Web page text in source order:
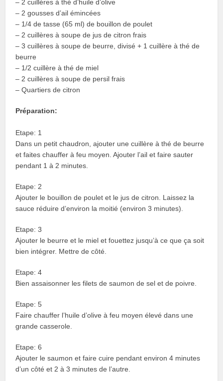
– 2 cuillères à thé d’huile d’olive
– 2 gousses d’ail émincées
– 1/4 de tasse (65 ml) de bouillon de poulet
– 2 cuillères à soupe de jus de citron frais
– 3 cuillères à soupe de beurre, divisé + 1 cuillère à thé de
beurre
– 1/2 cuillère à thé de miel
– 2 cuillères à soupe de persil frais
– Quartiers de citron
Préparation:
Etape: 1
Dans un petit chaudron, ajouter une cuillère à thé de beurre
et faites chauffer à feu moyen. Ajouter l’ail et faire sauter
pendant 1 à 2 minutes.
Etape: 2
Ajouter le bouillon de poulet et le jus de citron. Laissez la
sauce réduire d’environ la moitié (environ 3 minutes).
Etape: 3
Ajouter le beurre et le miel et fouettez jusqu’à ce que ça soit
bien intégrer. Mettre de côté.
Etape: 4
Bien assaisonner les filets de saumon de sel et de poivre.
Etape: 5
Faire chauffer l’huile d’olive à feu moyen élevé dans une
grande casserole.
Etape: 6
Ajouter le saumon et faire cuire pendant environ 4 minutes
d’un côté et 2 à 3 minutes de l’autre.